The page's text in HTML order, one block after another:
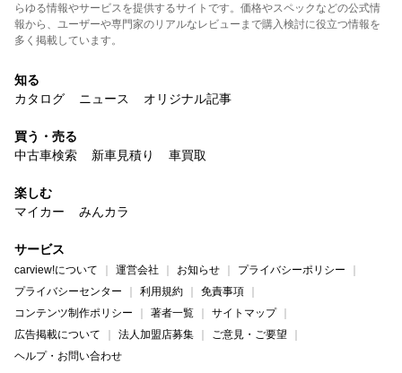
らゆる情報やサービスを提供するサイトです。価格やスペックなどの公式情
報から、ユーザーや専門家のリアルなレビューまで購入検討に役立つ情報を
多く掲載しています。
知る
カタログ
ニュース オリジナル記事
買う・売る
中古車検索
新車見積り 車買取
楽しむ
マイカー
みんカラ
サービス
carview!について 運営会社 お知らせ
プライバシーポリシー
プライバシーセンター
利用規約
免責事項
コンテンツ制作ポリシー
著者一覧
サイトマップ
広告掲載について
法人加盟店募集
ご意見・ご要望
ヘルプ・お問い合わせ